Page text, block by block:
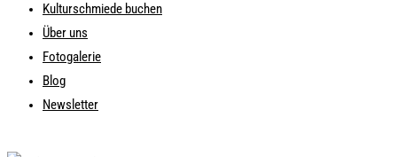
Kulturschmiede buchen
Über uns
Fotogalerie
Blog
Newsletter